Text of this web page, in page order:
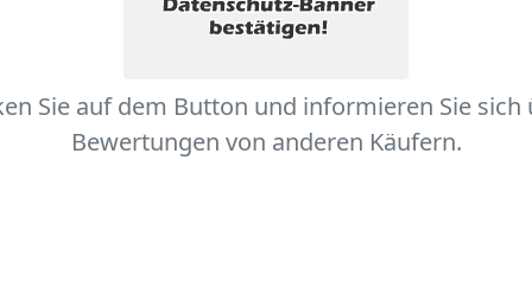
Sie auf dem Button und informieren Sie sich
Bewertungen von anderen Käufern.